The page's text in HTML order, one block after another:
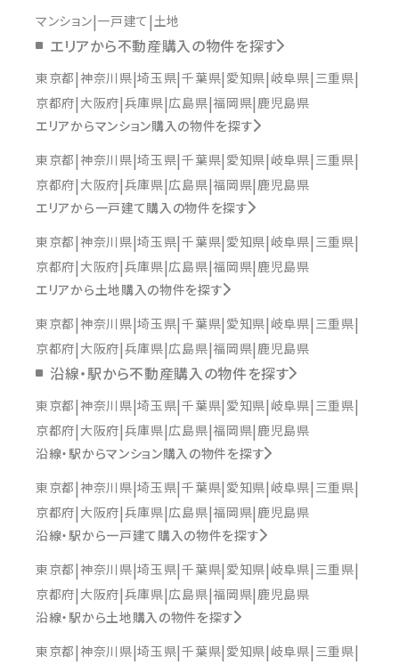
マンション 一戸建て 土地
エリアから不動産購入の物件を探す
東京都 神奈川県 埼玉県 千葉県 愛知県 岐阜県 三重県
京都府 大阪府 兵庫県 広島県 福岡県 鹿児島県
エリアからマンション購入の物件を探す
東京都 神奈川県 埼玉県 千葉県 愛知県 岐阜県 三重県
京都府 大阪府 兵庫県 広島県 福岡県 鹿児島県
エリアから一戸建て購入の物件を探す
東京都 神奈川県 埼玉県 千葉県 愛知県 岐阜県 三重県
京都府 大阪府 兵庫県 広島県 福岡県 鹿児島県
エリアから土地購入の物件を探す
東京都 神奈川県 埼玉県 千葉県 愛知県 岐阜県 三重県
京都府 大阪府 兵庫県 広島県 福岡県 鹿児島県
沿線・駅から不動産購入の物件を探す
東京都 神奈川県 埼玉県 千葉県 愛知県 岐阜県 三重県
京都府 大阪府 兵庫県 広島県 福岡県 鹿児島県
沿線・駅からマンション購入の物件を探す
東京都 神奈川県 埼玉県 千葉県 愛知県 岐阜県 三重県
京都府 大阪府 兵庫県 広島県 福岡県 鹿児島県
沿線・駅から一戸建て購入の物件を探す
東京都 神奈川県 埼玉県 千葉県 愛知県 岐阜県 三重県
京都府 大阪府 兵庫県 広島県 福岡県 鹿児島県
沿線・駅から土地購入の物件を探す
東京都 神奈川県 埼玉県 千葉県 愛知県 岐阜県 三重県